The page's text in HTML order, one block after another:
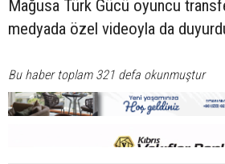
Mağusa Türk Gücü oyuncu
medyada özel videoyla da
Bu haber toplam 321 defa okunmuştur